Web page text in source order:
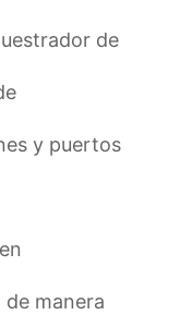
de
y puertos
manera